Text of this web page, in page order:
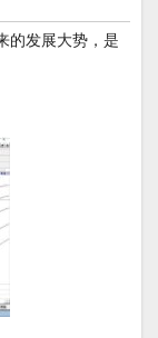
的发展大势，是